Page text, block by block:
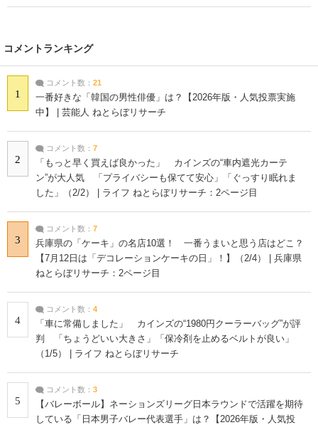
コメントランキング
1
コメント数： 21
一番好きな「韓国の男性俳優」は？【2026年版・人気投票実施
中】 | 芸能人 ねとらぼリサーチ
2
コメント数： 7
「もっと早く買えば良かった」 カインズの“車内遮光カーテ
ン”が大人気 「プライバシーも保てて安心」「ぐっすり眠れま
した」（2/2） | ライフ ねとらぼリサーチ：2ページ目
3
コメント数： 7
兵庫県の「ケーキ」の名店10選！ 一番うまいと思う店はどこ？
【7月12日は「デコレーションケーキの日」！】（2/4） | 兵庫県
ねとらぼリサーチ：2ページ目
4
コメント数： 4
「車に常備しました」 カインズの“1980円クーラーバッグ”が評
判 「ちょうどいい大きさ」「保冷剤を止めるベルトが良い」
（1/5） | ライフ ねとらぼリサーチ
5
コメント数： 3
【バレーボール】ネーションズリーグ日本ラウンドで活躍を期待
している「日本男子バレー代表選手」は？【2026年版・人気投